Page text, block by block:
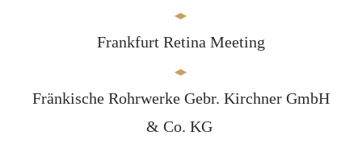
Frankfurt Retina Meeting
Fränkische Rohrwerke Gebr. Kirchner GmbH
& Co. KG